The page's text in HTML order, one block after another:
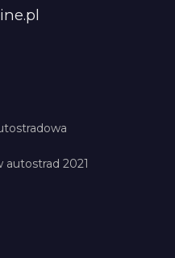
autostrad 2021